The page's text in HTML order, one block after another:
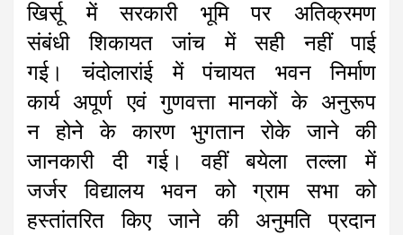
खिर्सू में सरकारी भूमि पर अतिक्रमण
संबंधी शिकायत जांच में सही नहीं पाई
गई। चंदोलारांई में पंचायत भवन निर्माण
कार्य अपूर्ण एवं गुणवत्ता मानकों के अनुरूप
न होने के कारण भुगतान रोके जाने की
जानकारी दी गई। वहीं बयेला तल्ला में
जर्जर विद्यालय भवन को ग्राम सभा को
हस्तांतरित किए जाने की अनुमति प्रदान